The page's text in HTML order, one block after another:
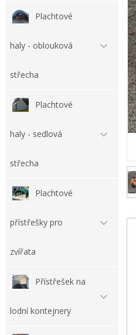
Plachtové
haly - oblouková
střecha
Plachtové
haly - sedlová
střecha
Plachtové
přístřešky pro
zvířata
Přístřešek na
lodní kontejnery